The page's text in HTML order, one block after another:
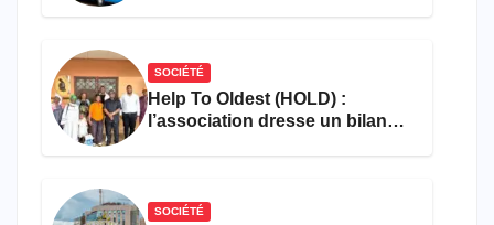
SOCIÉTÉ
Help To Oldest (HOLD) :
l’association dresse un bilan
SOCIÉTÉ